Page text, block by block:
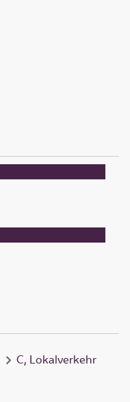
C, Lokalverkehr